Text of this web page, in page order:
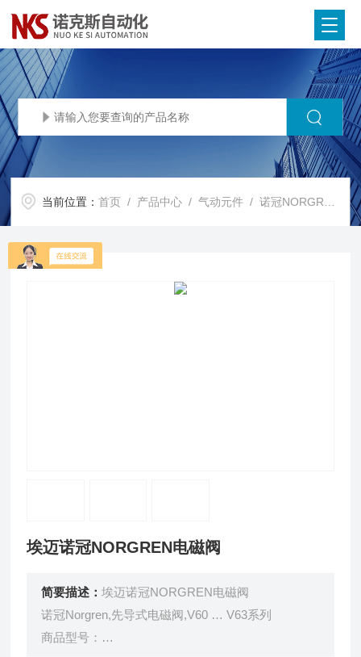
当前位置：首页 / 产品中心 /气动元件 /诺冠NORGREN电磁阀
埃迈诺冠NORGREN电磁阀
简要描述：埃迈诺冠NORGREN电磁阀
诺冠Norgren,先导式电磁阀,V60 … V63系列
商品型号：